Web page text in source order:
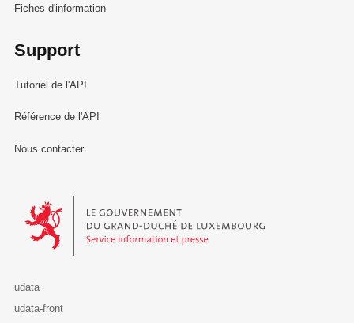
Fiches d'information
Support
Tutoriel de l'API
Référence de l'API
Nous contacter
Le Gouvernement du Grand-Duché de Luxembourg - Service
udata
udata-front